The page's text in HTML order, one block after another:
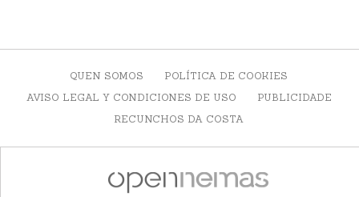
QUEN SOMOS
POLÍTICA DE COOKIES
AVISO LEGAL Y CONDICIONES DE USO
PUBLICIDADE
RECUNCHOS DA COSTA